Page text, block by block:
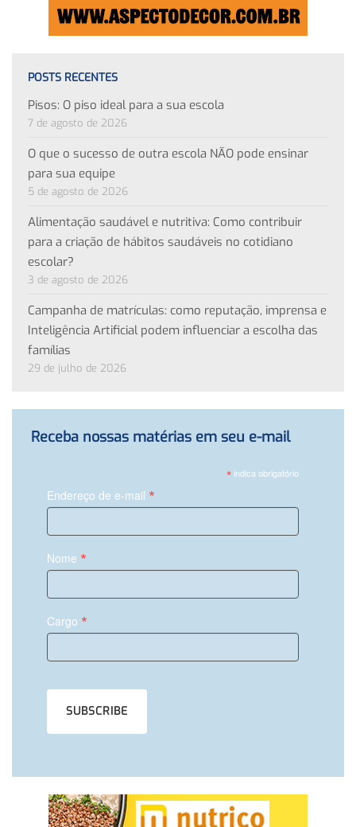
POSTS RECENTES
Pisos: O piso ideal para a sua escola
7 de agosto de 2026
O que o sucesso de outra escola NÃO pode ensinar
para sua equipe
5 de agosto de 2026
Alimentação saudável e nutritiva: Como contribuir
para a criação de hábitos saudáveis no cotidiano
escolar?
3 de agosto de 2026
Campanha de matrículas: como reputação, imprensa e
Inteligência Artificial podem influenciar a escolha das
famílias
29 de julho de 2026
Receba nossas matérias em seu e-mail
*indica obrigatório
Endereço de e-mail *
Nome *
Cargo *